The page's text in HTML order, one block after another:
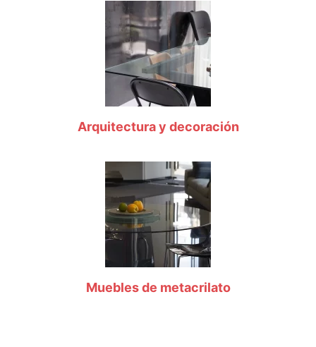
Arquitectura y decoración
Muebles de metacrilato